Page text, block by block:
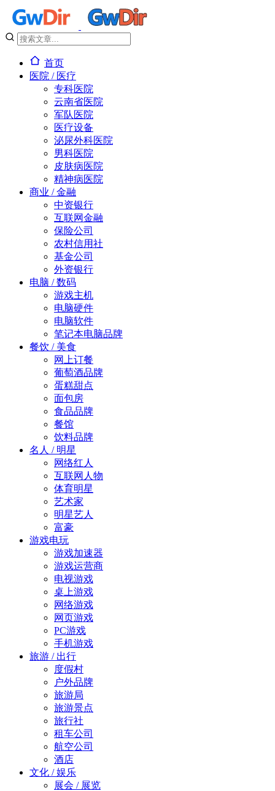
首页
医院 / 医疗
专科医院
云南省医院
军队医院
医疗设备
泌尿外科医院
男科医院
皮肤病医院
精神病医院
商业 / 金融
中资银行
互联网金融
保险公司
农村信用社
基金公司
外资银行
电脑 / 数码
游戏主机
电脑硬件
电脑软件
笔记本电脑品牌
餐饮 / 美食
网上订餐
葡萄酒品牌
蛋糕甜点
面包房
食品品牌
餐馆
饮料品牌
名人 / 明星
网络红人
互联网人物
体育明星
艺术家
明星艺人
富豪
游戏电玩
游戏加速器
游戏运营商
电视游戏
桌上游戏
网络游戏
网页游戏
PC游戏
手机游戏
旅游 / 出行
度假村
户外品牌
旅游局
旅游景点
旅行社
租车公司
航空公司
酒店
文化 / 娱乐
展会 / 展览